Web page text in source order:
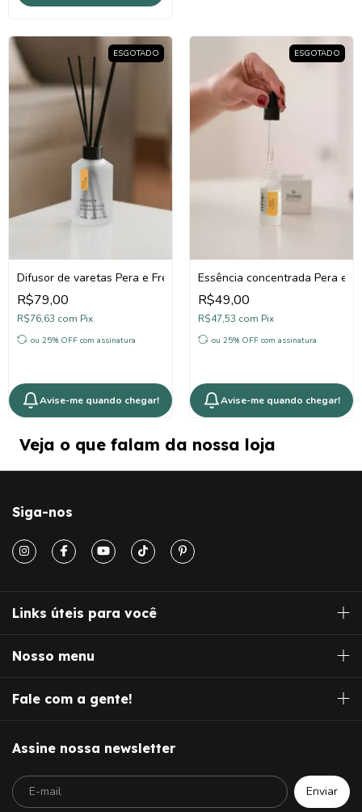
ESGOTADO
Difusor de varetas Pera e Frésia
R$79,00
R$76,63 com Pix
ou 25% OFFcom assinatura
Avise-me quando chegar!
ESGOTADO
Essência concentrada Pera e
R$49,00
R$47,53 com Pix
ou 25% OFFcom assinatura
Avise-me quando chegar!
Veja o que falam da nossa loja
Siga-nos
Links úteis para você
Nosso menu
Fale com a gente!
Assine nossa newsletter